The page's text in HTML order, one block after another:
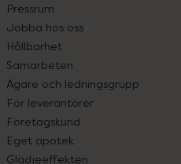
Pressrum
Jobba hos oss
Hållbarhet
Samarbeten
Ägare och ledningsgrupp
För leverantörer
Företagskund
Eget apotek
Glädjeeffekten